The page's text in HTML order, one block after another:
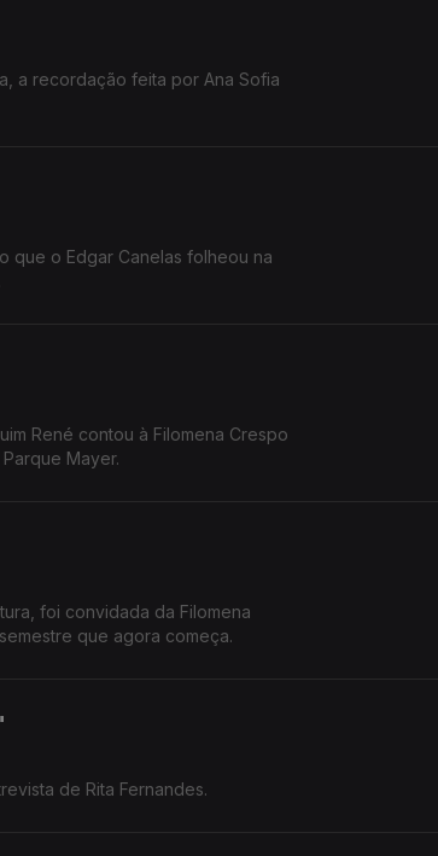
que o Edgar Canelas folheou na
René contou à Filomena Crespo
Mayer.
foi convidada da Filomena
que agora começa.
de Rita Fernandes.